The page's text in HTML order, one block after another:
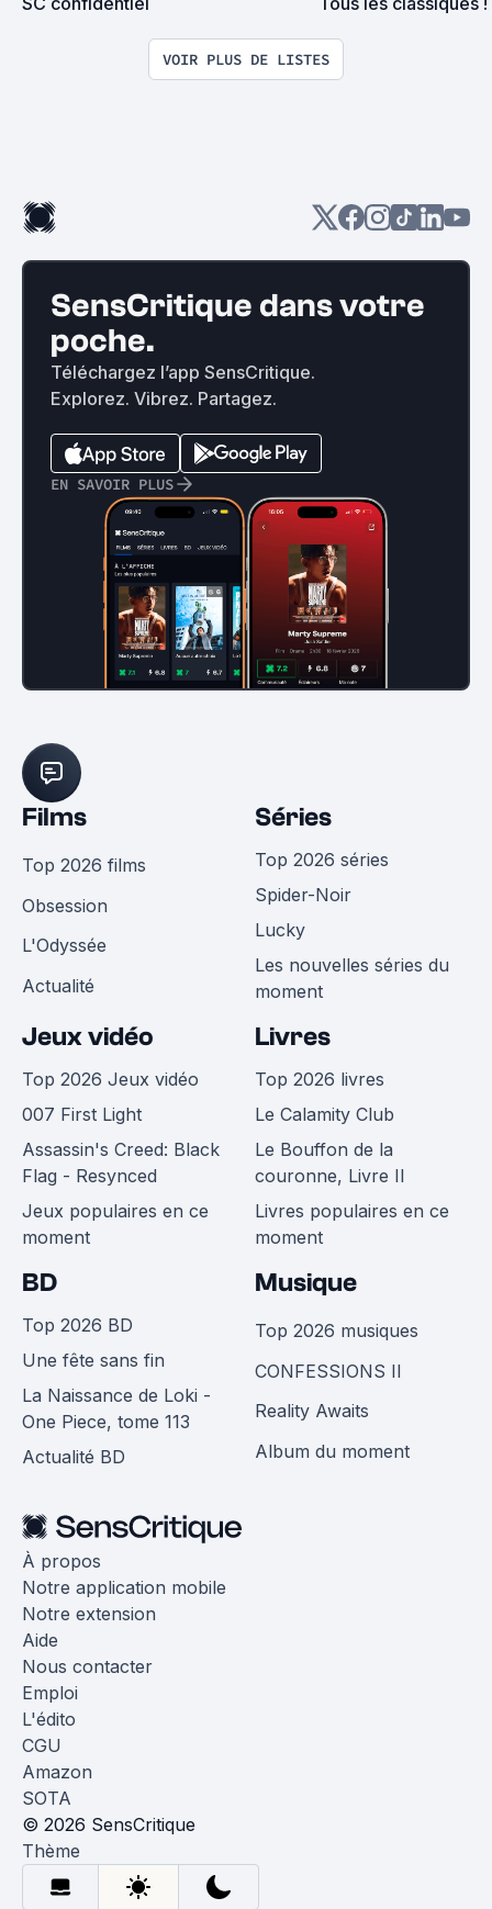
VOIR PLUS DE LISTES
SensCritique dans votre
poche.
Téléchargez l’app SensCritique.
Explorez. Vibrez. Partagez.
EN SAVOIR PLUS
Films
Top 2026 films
Obsession
L'Odyssée
Actualité
Séries
Top 2026 séries
Spider-Noir
Lucky
Les nouvelles séries du
moment
Jeux vidéo
Top 2026 Jeux vidéo
007 First Light
Assassin's Creed: Black
Flag - Resynced
Jeux populaires en ce
moment
Livres
Top 2026 livres
Le Calamity Club
Le Bouffon de la
couronne, Livre II
Livres populaires en ce
moment
BD
Top 2026 BD
Une fête sans fin
La Naissance de Loki -
One Piece, tome 113
Actualité BD
Musique
Top 2026 musiques
CONFESSIONS II
Reality Awaits
Album du moment
À propos
Notre application mobile
Notre extension
Aide
Nous contacter
Emploi
L'édito
CGU
Amazon
SOTA
© 2026 SensCritique
Thème